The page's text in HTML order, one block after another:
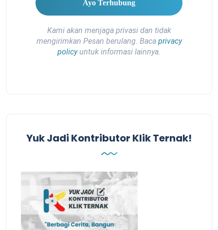
Kami akan menjaga privasi dan tidak
mengirimkan Pesan berulang. Baca privacy
policyuntuk informasi lainnya.
Yuk Jadi Kontributor Klik Ternak!